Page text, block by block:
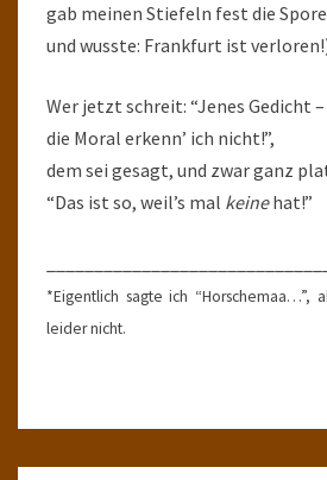
gab meinen Stiefeln fest die
und wusste: Frankfurt ist
Wer jetzt schreit: “Jenes Gedicht –
die Moral erkenn’ ich nicht!”,
dem sei gesagt, und zwar ganz
“Das ist so, weil’s mal keinehat!”
*Eigentlich sagte ich “Horschemaa…”,
leider nicht.